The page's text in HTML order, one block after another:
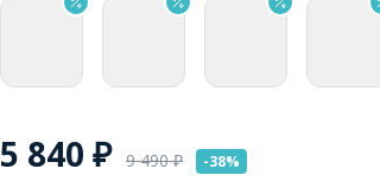
5 840 ₽ 9 490₽ -38%